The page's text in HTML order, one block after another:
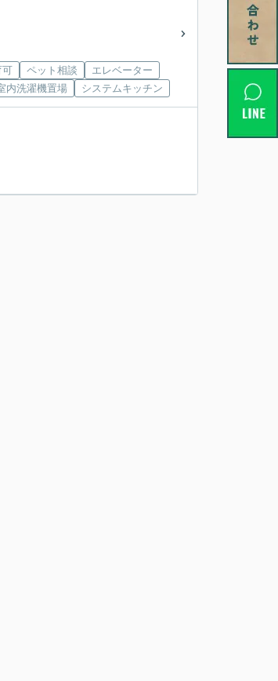
可 ペット相談
エレベーター
内洗濯機置場 システムキッチン